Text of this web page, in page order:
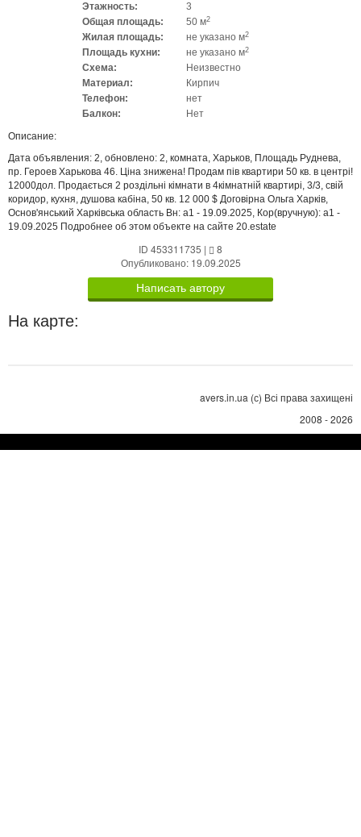
Этажность:
3
Общая площадь:
50 м2
Жилая площадь: не указано м2
Площадь кухни: не указано м2
Схема:
Неизвестно
Материал:
Кирпич
Телефон:
нет
Балкон:
Нет
Описание:
Дата объявления: 2, обновлено: 2, комната, Харьков, Площадь Руднева,
пр. Героев Харькова 46. Ціна знижена! Продам пів квартири 50 кв. в центрі!
12000дол. Продається 2 роздільні кімнати в 4кімнатній квартирі, 3/3, свій
коридор, кухня, душова кабіна, 50 кв. 12 000 $ Договірна Ольга Харків,
Основ'янський Харківська область Вн: a1 - 19.09.2025, Кор(вручную): a1 -
19.09.2025 Подробнее об этом объекте на сайте 20.estate
ID 453311735 |
8
Опубликовано: 19.09.2025
Написать автору
На карте:
avers.in.ua (с) Всі права захищені
2008 - 2026